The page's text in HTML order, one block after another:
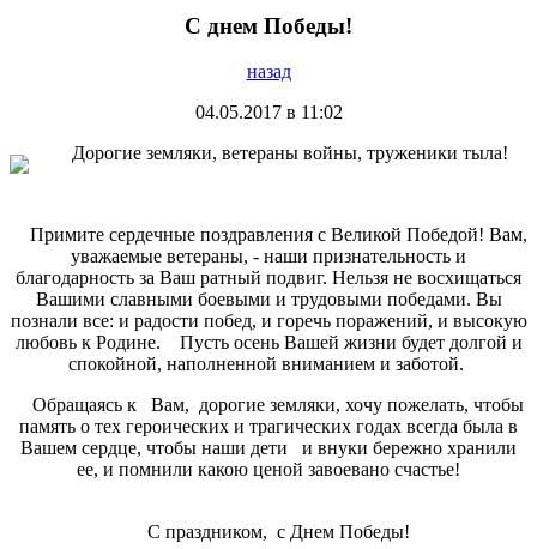
С днем Победы!
назад
04.05.2017 в 11:02
Дорогие земляки, ветераны войны, труженики тыла!
Примите сердечные поздравления с Великой Победой! Вам,
уважаемые ветераны, - наши признательность и
благодарность за Ваш ратный подвиг. Нельзя не восхищаться
Вашими славными боевыми и трудовыми победами. Вы
познали все: и радости побед, и горечь поражений, и высокую
любовь к Родине. Пусть осень Вашей жизни будет долгой и
спокойной, наполненной вниманием и заботой.
Обращаясь к Вам, дорогие земляки, хочу пожелать, чтобы
память о тех героических и трагических годах всегда была в
Вашем сердце, чтобы наши дети и внуки бережно хранили
ее, и помнили какою ценой завоевано счастье!
С праздником, с Днем Победы!